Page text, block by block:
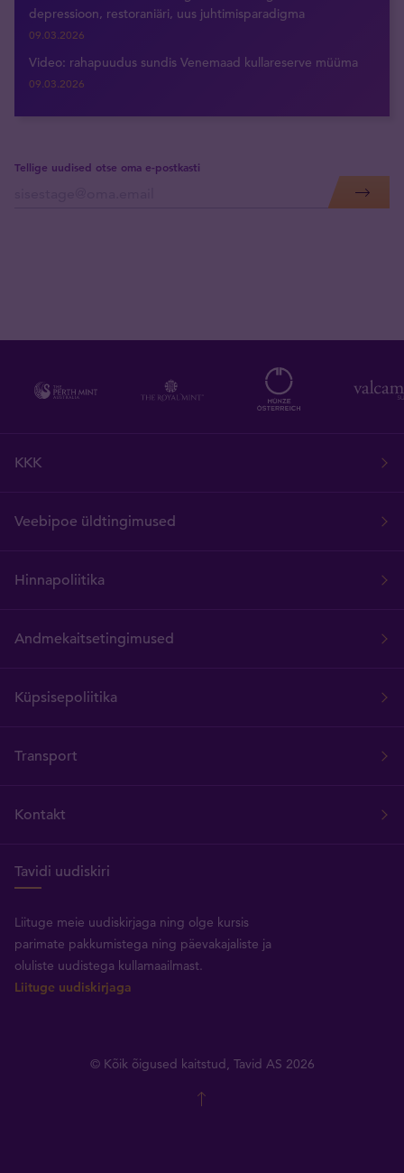
depressioon, restoraniäri, uus juhtimisparadigma
09.03.2026
Video: rahapuudus sundis Venemaad kullareserve müüma
09.03.2026
Tellige uudised otse oma e-postkasti
KKK
Veebipoe üldtingimused
Hinnapoliitika
Andmekaitsetingimused
Küpsisepoliitika
Transport
Kontakt
Tavidi uudiskiri
Liituge meie uudiskirjaga ning olge kursis
parimate pakkumistega ning päevakajaliste ja
oluliste uudistega kullamaailmast.
Liituge uudiskirjaga
© Kõik õigused kaitstud, Tavid AS 2026